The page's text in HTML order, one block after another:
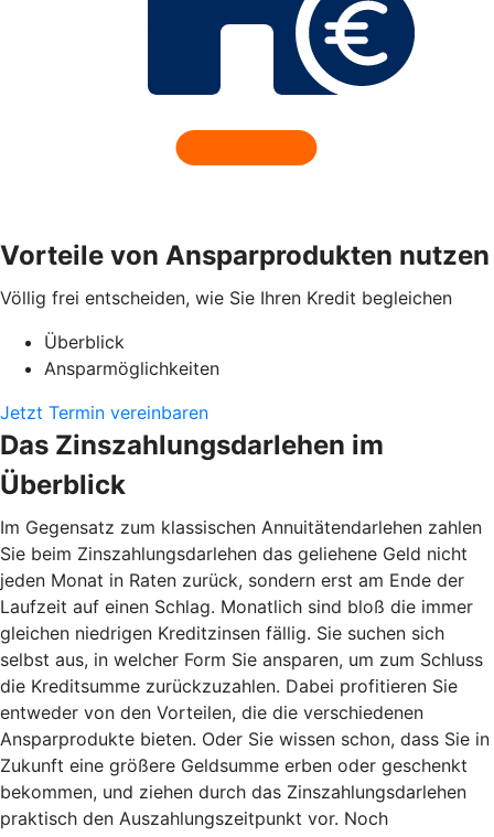
Vorteile von Ansparprodukten nutzen
Völlig frei entscheiden, wie Sie Ihren Kredit begleichen
Überblick
Ansparmöglichkeiten
Jetzt Termin vereinbaren
Das Zinszahlungsdarlehen im
Überblick
Im Gegensatz zum klassischen Annuitätendarlehen zahlen
Sie beim Zinszahlungsdarlehen das geliehene Geld nicht
jeden Monat in Raten zurück, sondern erst am Ende der
Laufzeit auf einen Schlag. Monatlich sind bloß die immer
gleichen niedrigen Kreditzinsen fällig. Sie suchen sich
selbst aus, in welcher Form Sie ansparen, um zum Schluss
die Kreditsumme zurückzuzahlen. Dabei profitieren Sie
entweder von den Vorteilen, die die verschiedenen
Ansparprodukte bieten. Oder Sie wissen schon, dass Sie in
Zukunft eine größere Geldsumme erben oder geschenkt
bekommen, und ziehen durch das Zinszahlungsdarlehen
praktisch den Auszahlungszeitpunkt vor. Noch